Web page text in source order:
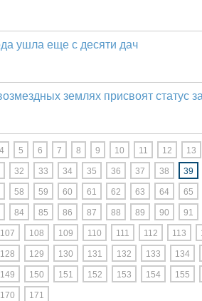
ушла еще с десяти дач
землях присвоят статус
4 5 6 7 8 9 10 11 12 13
32 33 34 35 36 37 38 39
58 59 60 61 62 63 64 65
84 85 86 87 88 89 90 91
107 108 109 110 111 112 113
128 129 130 131 132 133 134
149 150 151 152 153 154 155
170 171